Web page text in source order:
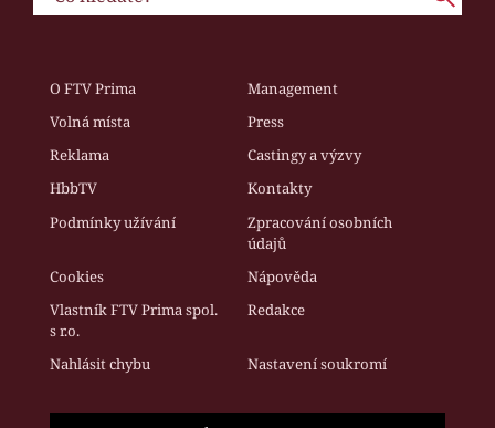
O FTV Prima
Management
Volná místa
Press
Reklama
Castingy a výzvy
HbbTV
Kontakty
Podmínky užívání
Zpracování osobních
údajů
Cookies
Nápověda
Vlastník FTV Prima spol.
s r.o.
Redakce
Nahlásit chybu Nastavení soukromí